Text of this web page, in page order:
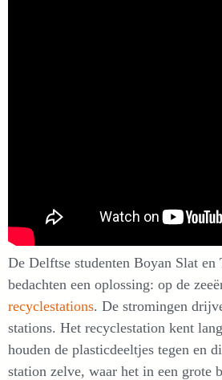
De Delftse studenten Boyan Slat en
bedachten een oplossing: op de
recyclestations. De stromingen
stations. Het recyclestation kent
houden de plasticdeeltjes tegen en
station zelve, waar het in een grote